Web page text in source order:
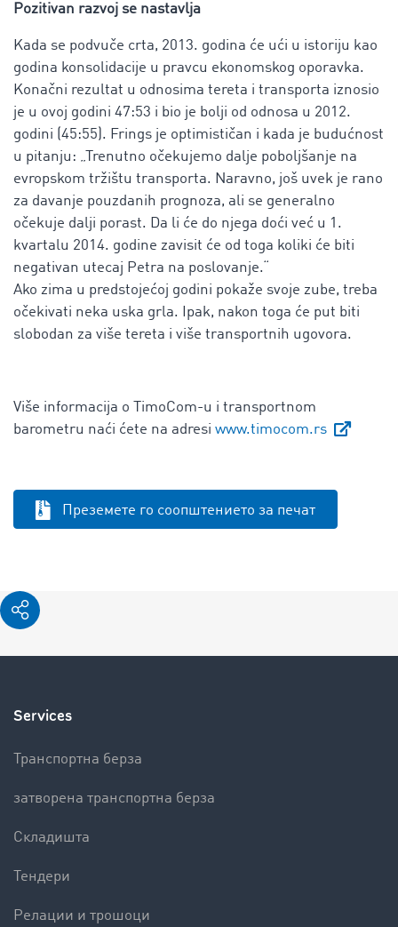
Pozitivan razvoj se nastavlja
Kada se podvuče crta, 2013. godina će ući u istoriju kao
godina konsolidacije u pravcu ekonomskog oporavka.
Konačni rezultat u odnosima tereta i transporta iznosio
je u ovoj godini 47:53 i bio je bolji od odnosa u 2012.
godini (45:55). Frings je optimističan i kada je budućnost
u pitanju: „Trenutno očekujemo dalje poboljšanje na
evropskom tržištu transporta. Naravno, još uvek je rano
za davanje pouzdanih prognoza, ali se generalno
očekuje dalji porast. Da li će do njega doći već u 1.
kvartalu 2014. godine zavisit će od toga koliki će biti
negativan utecaj Petra na poslovanje.“
Ako zima u predstojećoj godini pokaže svoje zube, treba
očekivati neka uska grla. Ipak, nakon toga će put biti
slobodan za više tereta i više transportnih ugovora.
Više informacija o TimoCom-u i transportnom
barometru naći ćete na adresi www.timocom.rs
Преземете го соопштението за печат
Services
Транспортна берза
затворена транспортна берза
Складишта
Тендери
Релации и трошоци